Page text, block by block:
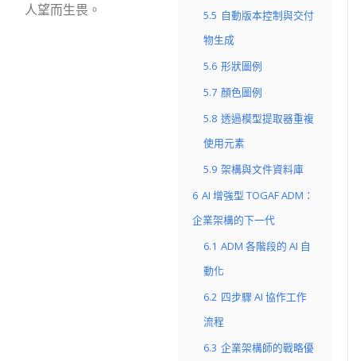
5.5 自動版本控制與交付
物生成
5.6 形狀圖例
5.7 顏色圖例
5.8 透過模型提取器重複
使用元素
5.9 架構與文件資料庫
6 AI 增強型 TOGAF ADM：
企業架構的下一代
6.1 ADM 各階段的 AI 自
動化
6.2 四步驟 AI 協作工作
流程
6.3 企業架構師的戰略優
人望而生畏。